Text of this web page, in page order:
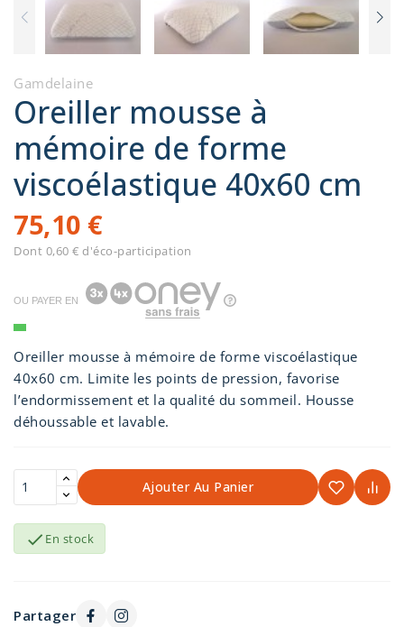
Gamdelaine
Oreiller mousse à
mémoire de forme
viscoélastique 40x60 cm
75,10 €
Dont 0,60 € d'éco-participation
OU PAYER EN
Oreiller mousse à mémoire de forme viscoélastique
40x60 cm. Limite les points de pression, favorise
l’endormissement et la qualité du sommeil. Housse
déhoussable et lavable.
Ajouter Au Panier
 En stock
Partager